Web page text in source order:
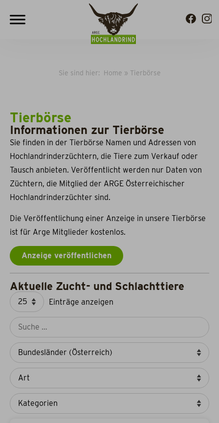
Sie sind hier: Home » Tierbörse
Tierbörse
Informationen zur Tierbörse
Sie finden in der Tierbörse Namen und Adressen von
Hochlandrinderzüchtern, die Tiere zum Verkauf oder
Tausch anbieten. Veröffentlicht werden nur Daten von
Züchtern, die Mitglied der ARGE Österreichischer
Hochlandrinderzüchter sind.
Die Veröffentlichung einer Anzeige in unsere Tierbörse
ist für Arge Mitglieder kostenlos.
Anzeige veröffentlichen
Aktuelle Zucht- und Schlachttiere
Einträge anzeigen